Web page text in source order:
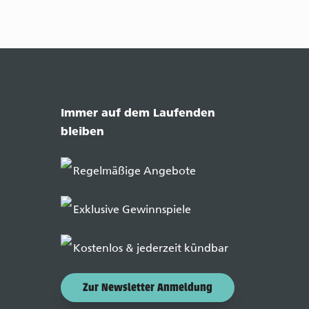
Immer auf dem Laufenden
bleiben
Regelmäßige Angebote
Exklusive Gewinnspiele
Kostenlos & jederzeit kündbar
Zur Newsletter Anmeldung